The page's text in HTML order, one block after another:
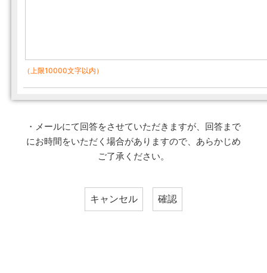
（上限10000文字以内）
・メールにて回答をさせていただきますが、回答まで
にお時間をいただく場合がありますので、あらかじめ
ご了承ください。